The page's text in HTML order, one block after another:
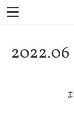
2022.06